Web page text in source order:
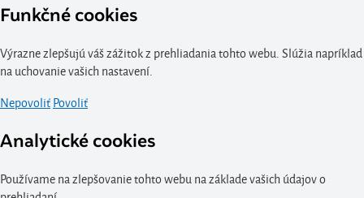
Funkčné cookies
Výrazne zlepšujú váš zážitok z prehliadania tohto webu. Slúžia napríklad
na uchovanie vašich nastavení.
NepovoliťPovoliť
Analytické cookies
Používame na zlepšovanie tohto webu na základe vašich údajov o